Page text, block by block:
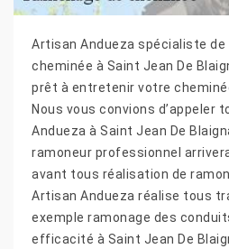
Artisan Andueza spécialiste de
cheminée à Saint Jean De
prêt à entretenir votre
Nous vous convions d’appeler
Andueza à Saint Jean De
ramoneur professionnel
avant tous réalisation de
Artisan Andueza réalise tous
exemple ramonage des
efficacité à Saint Jean De